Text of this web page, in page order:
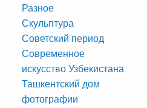
Разное
Скульптура
Советский период
Современное
искусство Узбекистана
Ташкентский дом
фотографии